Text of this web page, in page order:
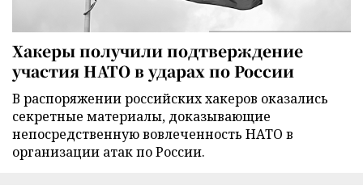
Хакеры получили подтверждение
участия НАТО в ударах по России
В распоряжении российских хакеров оказались
секретные материалы, доказывающие
непосредственную вовлеченность НАТО в
организации атак по России.